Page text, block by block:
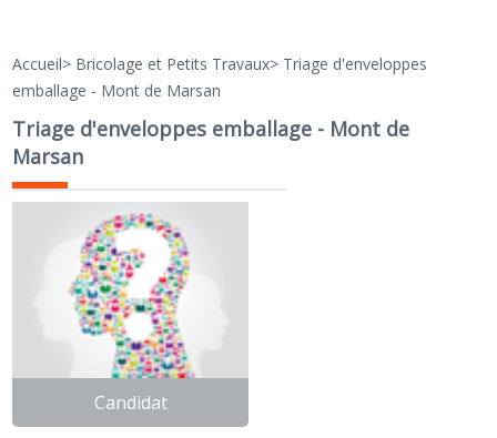
Accueil> Bricolage et Petits Travaux> Triage d'enveloppes
emballage - Mont de Marsan
Triage d'enveloppes emballage - Mont de
Marsan
Candidat